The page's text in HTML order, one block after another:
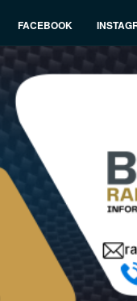
FACEBOOK